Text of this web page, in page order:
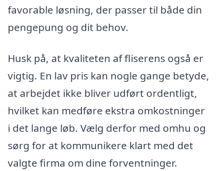
favorable løsning, der passer til både din
pengepung og dit behov.
Husk på, at kvaliteten af fliserens også er
vigtig. En lav pris kan nogle gange betyde,
at arbejdet ikke bliver udført ordentligt,
hvilket kan medføre ekstra omkostninger
i det lange løb. Vælg derfor med omhu og
sørg for at kommunikere klart med det
valgte firma om dine forventninger.